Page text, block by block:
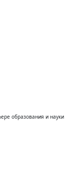
образования и науки